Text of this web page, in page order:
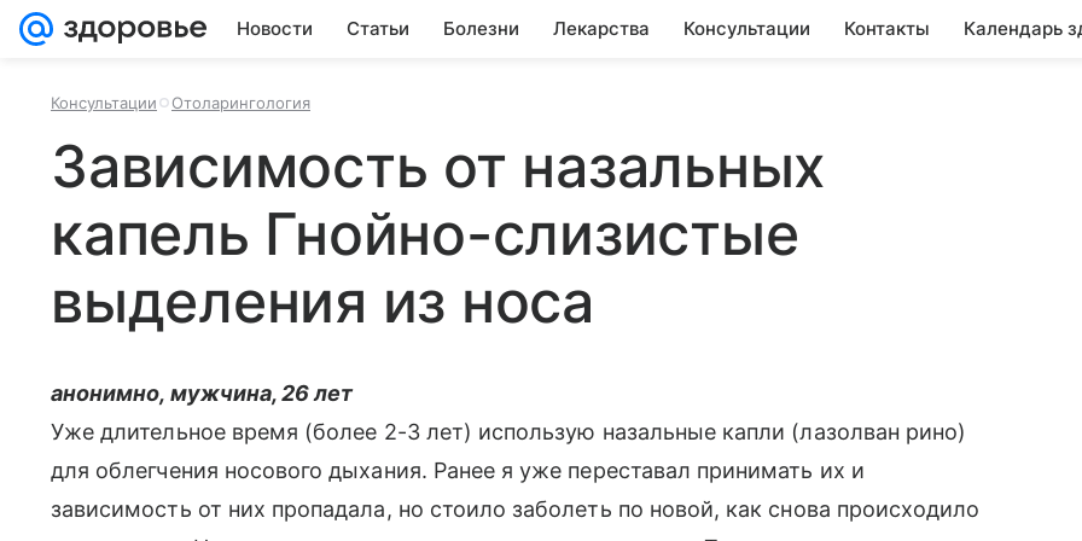
Новости Статьи Болезни Лекарства Консультации Контакты Календарь
Консультации Отоларингология
Зависимость от назальных
капель Гнойно-слизистые
выделения из носа
анонимно, мужчина, 26 лет
Уже длительное время (более 2-3 лет) использую назальные капли (лазолван рино)
для облегчения носового дыхания. Ранее я уже переставал принимать их и
зависимость от них пропадала, но стоило заболеть по новой, как снова происходило